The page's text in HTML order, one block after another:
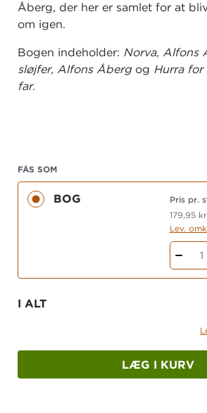
Åberg, der her er samlet for at
om igen.
Bogen indeholder: Norva, Alfons
sløjfer, Alfons Åbergog Hurra
far.
FÅS SOM
BOG Pris pr.
179,95
Lev.
1
I ALT
LÆG I KURV